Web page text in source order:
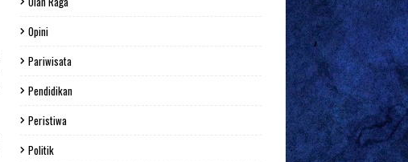
Opini
Pariwisata
Pendidikan
Peristiwa
Politik